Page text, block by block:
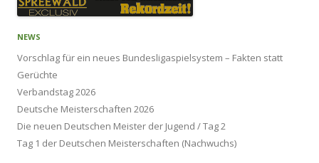
NEWS
Vorschlag für ein neues Bundesligaspielsystem – Fakten statt
Gerüchte
Verbandstag 2026
Deutsche Meisterschaften 2026
Die neuen Deutschen Meister der Jugend / Tag 2
Tag 1 der Deutschen Meisterschaften (Nachwuchs)